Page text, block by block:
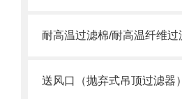
送风口（抛弃式吊顶过滤器）